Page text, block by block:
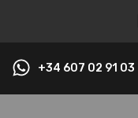
+34 607 02 91 03